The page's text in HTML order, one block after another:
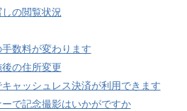
の閲覧状況
数料が変わります
の住所変更
ャッシュレス決済が利用できます
で記念撮影はいかがですか